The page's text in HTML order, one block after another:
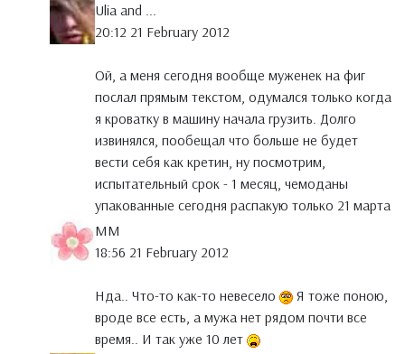
Ulia and ...
20:12 21 February 2012
Ой, а меня сегодня вообще муженек на фиг
послал прямым текстом, одумался только когда
я кроватку в машину начала грузить. Долго
извинялся, пообещал что больше не будет
вести себя как кретин, ну посмотрим,
испытательный срок - 1 месяц, чемоданы
упакованные сегодня распакую только 21 марта
MM
18:56 21 February 2012
Нда.. Что-то как-то невесело
Я тоже поною,
вроде все есть, а мужа нет рядом почти все
время.. И так уже 10 лет